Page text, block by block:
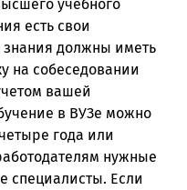
учебного
есть свои
должны иметь
на собеседовании
вашей
в ВУЗе можно
года или
нужные
специалисты. Если